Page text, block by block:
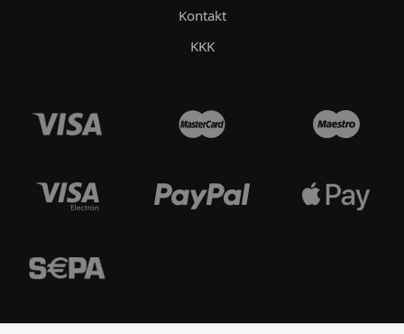
Kontakt
KKK